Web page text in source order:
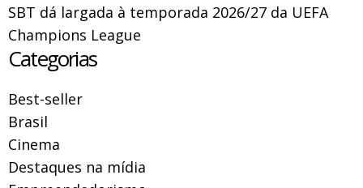
SBT dá largada à temporada 2026/27 da UEFA
Champions League
Categorias
Best-seller
Brasil
Cinema
Destaques na mídia